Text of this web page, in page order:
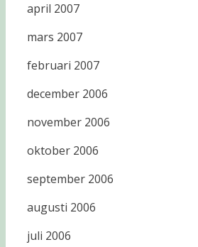
april 2007
mars 2007
februari 2007
december 2006
november 2006
oktober 2006
september 2006
augusti 2006
juli 2006